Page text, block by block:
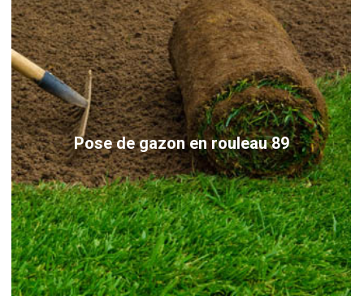
Pose de gazon en rouleau 89